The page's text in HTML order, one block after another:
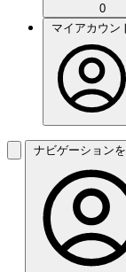
0
マイアカウン
ナビゲーション